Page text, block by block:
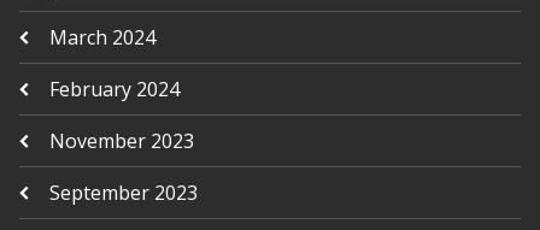
March 2024
February 2024
November 2023
September 2023